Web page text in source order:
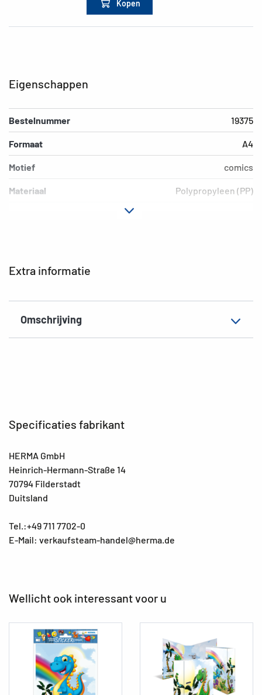
Kopen
Extra informatie
Omschrijving
Eigenschappen
Bestelnummer 19375
Formaat A4
Motief comics
Materiaal Polypropyleen (PP)
Specificaties fabrikant
HERMA GmbH
Heinrich-Hermann-Straße 14
70794 Filderstadt
Duitsland
Tel.:+49 711 7702-0
E-Mail: verkaufsteam-handel@herma.de
Wellicht ook interessant voor u